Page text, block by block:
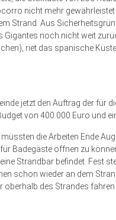
nicht mehr
Strand. Aus
noch nicht weit
riet das spanische
jetzt den Auftrag der für
von 400.000 Euro und
die Arbeiten Ende
Badegäste öffnen zu
Strandbar befindet. Fest
schon wieder an dem
oberhalb des Strandes fahren